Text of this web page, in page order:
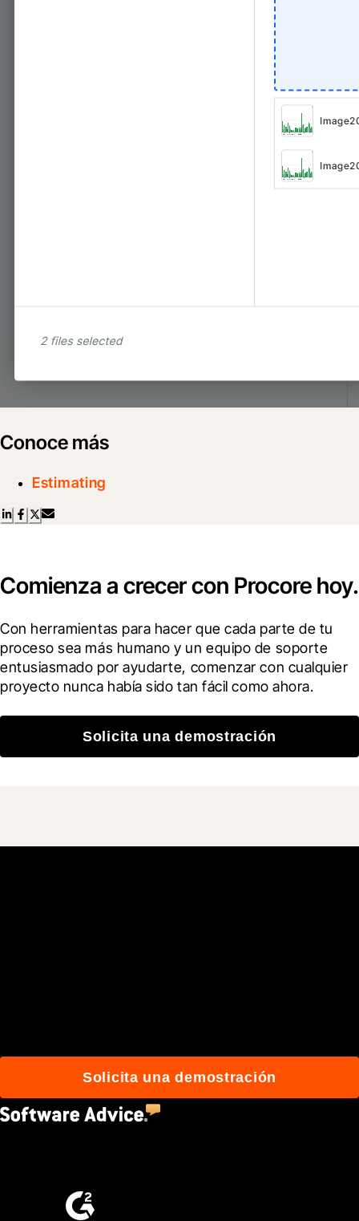
Conoce más
Estimating
Comienza a crecer con Procore hoy.
Con herramientas para hacer que cada parte de tu
proceso sea más humano y un equipo de soporte
entusiasmado por ayudarte, comenzar con cualquier
proyecto nunca había sido tan fácil como ahora.
Solicita una demostración
Solicita una demostración